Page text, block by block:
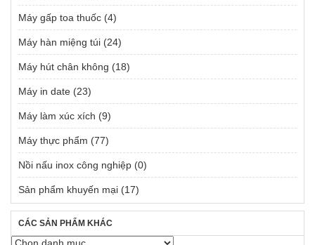
Máy gấp toa thuốc (4)
Máy hàn miệng túi (24)
Máy hút chân không (18)
Máy in date (23)
Máy làm xúc xích (9)
Máy thực phẩm (77)
Nồi nấu inox công nghiệp (0)
Sản phẩm khuyến mại (17)
CÁC SẢN PHẨM KHÁC